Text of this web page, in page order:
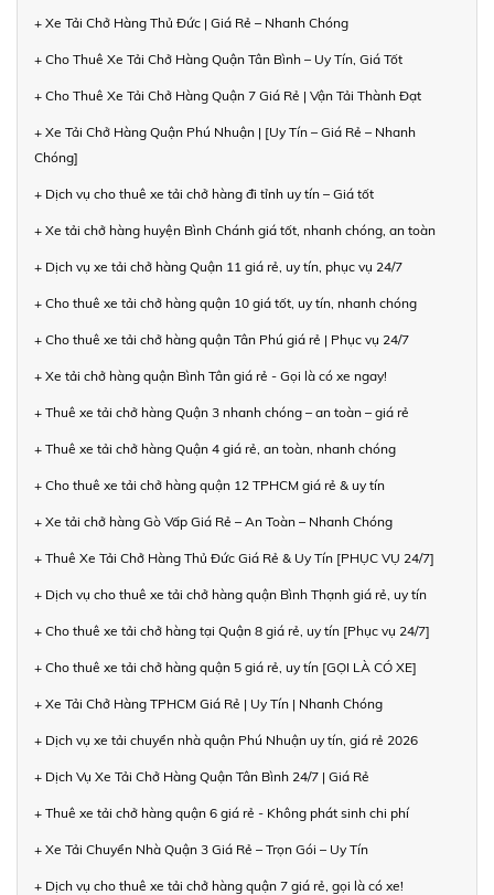
+ Xe Tải Chở Hàng Thủ Đức | Giá Rẻ – Nhanh Chóng
+ Cho Thuê Xe Tải Chở Hàng Quận Tân Bình – Uy Tín, Giá Tốt
+ Cho Thuê Xe Tải Chở Hàng Quận 7 Giá Rẻ | Vận Tải Thành Đạt
+ Xe Tải Chở Hàng Quận Phú Nhuận | [Uy Tín – Giá Rẻ – Nhanh
Chóng]
+ Dịch vụ cho thuê xe tải chở hàng đi tỉnh uy tín – Giá tốt
+ Xe tải chở hàng huyện Bình Chánh giá tốt, nhanh chóng, an toàn
+ Dịch vụ xe tải chở hàng Quận 11 giá rẻ, uy tín, phục vụ 24/7
+ Cho thuê xe tải chở hàng quận 10 giá tốt, uy tín, nhanh chóng
+ Cho thuê xe tải chở hàng quận Tân Phú giá rẻ | Phục vụ 24/7
+ Xe tải chở hàng quận Bình Tân giá rẻ - Gọi là có xe ngay!
+ Thuê xe tải chở hàng Quận 3 nhanh chóng – an toàn – giá rẻ
+ Thuê xe tải chở hàng Quận 4 giá rẻ, an toàn, nhanh chóng
+ Cho thuê xe tải chở hàng quận 12 TPHCM giá rẻ & uy tín
+ Xe tải chở hàng Gò Vấp Giá Rẻ – An Toàn – Nhanh Chóng
+ Thuê Xe Tải Chở Hàng Thủ Đức Giá Rẻ & Uy Tín [PHỤC VỤ 24/7]
+ Dịch vụ cho thuê xe tải chở hàng quận Bình Thạnh giá rẻ, uy tín
+ Cho thuê xe tải chở hàng tại Quận 8 giá rẻ, uy tín [Phục vụ 24/7]
+ Cho thuê xe tải chở hàng quận 5 giá rẻ, uy tín [GỌI LÀ CÓ XE]
+ Xe Tải Chở Hàng TPHCM Giá Rẻ | Uy Tín | Nhanh Chóng
+ Dịch vụ xe tải chuyển nhà quận Phú Nhuận uy tín, giá rẻ 2026
+ Dịch Vụ Xe Tải Chở Hàng Quận Tân Bình 24/7 | Giá Rẻ
+ Thuê xe tải chở hàng quận 6 giá rẻ - Không phát sinh chi phí
+ Xe Tải Chuyển Nhà Quận 3 Giá Rẻ – Trọn Gói – Uy Tín
+ Dịch vụ cho thuê xe tải chở hàng quận 7 giá rẻ, gọi là có xe!